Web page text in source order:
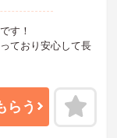
す！
ており安心して長
らう